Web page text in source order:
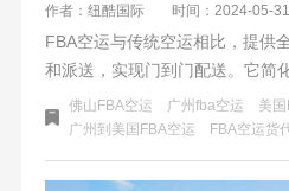
作者：纽酷国际 时间：2024-05-31
FBA空运与传统空运相比，提供
和派送，实现门到门配送。它简
本，并通过快速处理提高了时效
安全、信息透明和成本控制方面
佛山FBA空运 广州fba空运
美
广州到美国FBA空运
FBA空运货